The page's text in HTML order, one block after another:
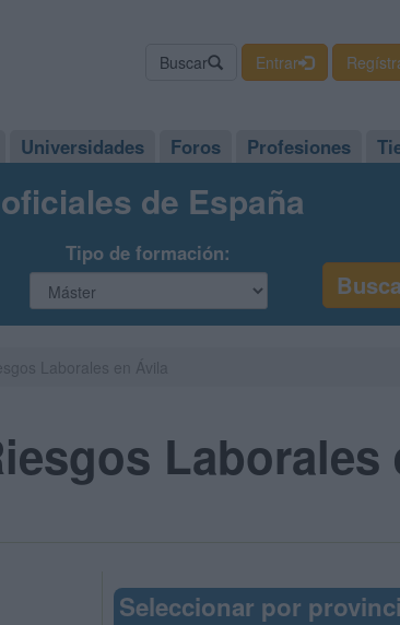
Buscar Entrar
Universidades Foros Profesiones
de España
Tipo de formación:
Laborales
Seleccionar por